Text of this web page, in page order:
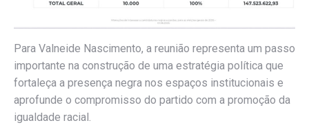
Para Valneide Nascimento, a reunião representa um passo
importante na construção de uma estratégia política que
fortaleça a presença negra nos espaços institucionais e
aprofunde o compromisso do partido com a promoção da
igualdade racial.